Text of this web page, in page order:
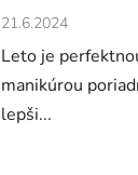
21.6.2024
Leto je
manikúrou
lepši...